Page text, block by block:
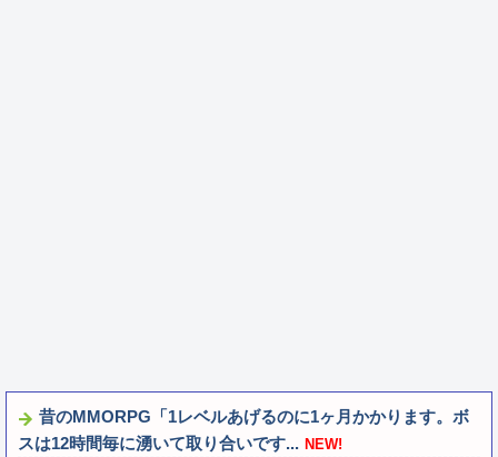
昔のMMORPG「1レベルあげるのに1ヶ月かかります。ボ
スは12時間毎に湧いて取り合いです... NEW!